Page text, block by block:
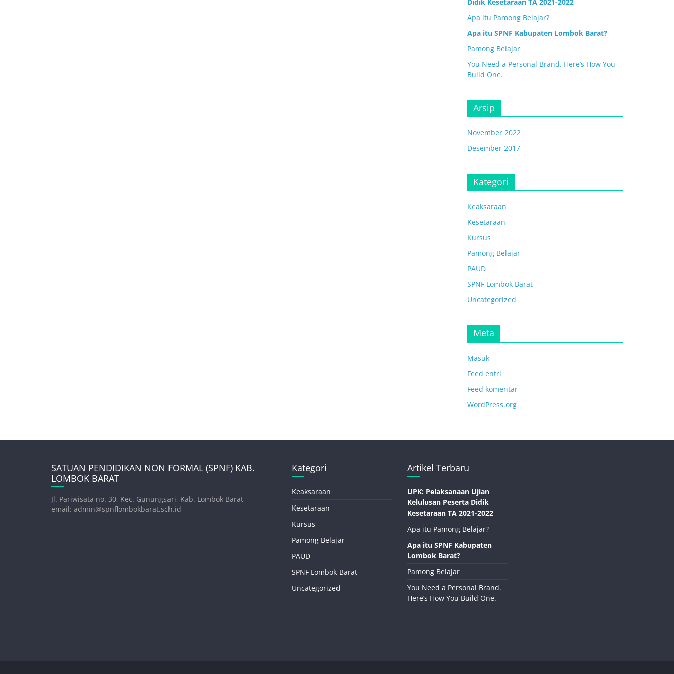
Apa itu Pamong Belajar?
Apa itu SPNF Kabupaten Lombok Barat?
Pamong Belajar
You Need a Personal Brand. Here’s How You
Build One.
Arsip
November 2022
Desember 2017
Kategori
Keaksaraan
Kesetaraan
Kursus
Pamong Belajar
PAUD
SPNF Lombok Barat
Uncategorized
Meta
Masuk
Feed entri
Feed komentar
WordPress.org
SATUAN PENDIDIKAN NON FORMAL (SPNF) KAB.
LOMBOK BARAT
Jl. Pariwisata no. 30, Kec. Gunungsari, Kab. Lombok Barat
email: admin@spnflombokbarat.sch.id
Kategori
Keaksaraan
Kesetaraan
Kursus
Pamong Belajar
PAUD
SPNF Lombok Barat
Uncategorized
Artikel Terbaru
UPK: Pelaksanaan Ujian
Kelulusan Peserta Didik
Kesetaraan TA 2021-2022
Apa itu Pamong Belajar?
Apa itu SPNF Kabupaten
Lombok Barat?
Pamong Belajar
You Need a Personal Brand.
Here’s How You Build One.